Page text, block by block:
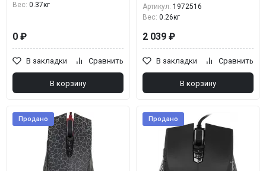
Вес: 0.37кг
0 ₽
В закладки Сравнить
В корзину
Артикул: 1972516
Вес: 0.26кг
2 039 ₽
В закладки Сравнить
В корзину
Продано Продано